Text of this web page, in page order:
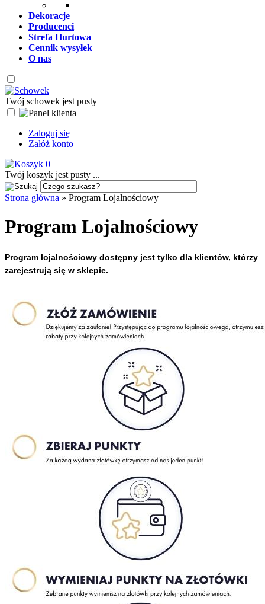
Dekoracje
Producenci
Strefa Hurtowa
Cennik wysyłek
O nas
Twój schowek jest pusty
Zaloguj się
Załóż konto
0
Twój koszyk jest pusty ...
Strona główna » Program Lojalnościowy
Program Lojalnościowy
Program lojalnościowy dostępny jest tylko dla klientów, którzy
zarejestrują się w sklepie.